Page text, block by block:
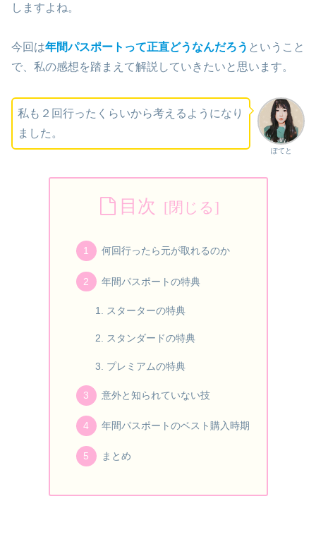
しますよね。
今回は年間パスポートって正直どうなんだろう ということ
で、私の感想を踏まえて解説していきたいと思います。
ぽてと
私も２回行ったくらいから考えるようになり
ました。
目次
何回行ったら元が取れるのか
年間パスポートの特典
スターターの特典
スタンダードの特典
プレミアムの特典
意外と知られていない技
年間パスポートのベスト購入時期
まとめ